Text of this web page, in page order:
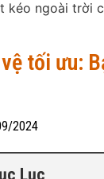
kéo ngoài trời
tối ưu:
2024
Lục